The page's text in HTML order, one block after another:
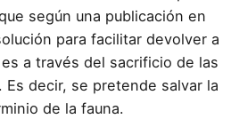
según una publicación en
para facilitar devolver a
a través del sacrificio de las
Es decir, se pretende salvar la
de la fauna.